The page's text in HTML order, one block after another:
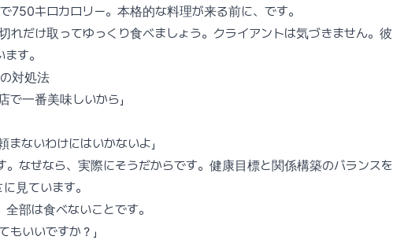
750キロカロリー。本格的な料理が来る前に、です。
れだけ取ってゆっくり食べましょう。クライアントは気づきません。彼
す。
の対処法
で一番美味しいから」
まないわけにはいかないよ」
。なぜなら、実際にそうだからです。健康目標と関係構築のバランスを
見ています。
部は食べないことです。
もいいですか？」